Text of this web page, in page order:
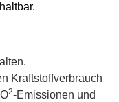
Kraftstoffverbrauch
2-Emissionen und